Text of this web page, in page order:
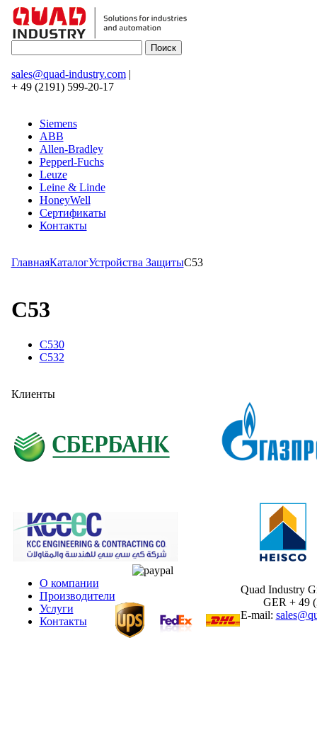
sales@quad-industry.com|
+ 49 (2191) 599-20-17
Siemens
ABB
Allen-Bradley
Pepperl-Fuchs
Leuze
Leine & Linde
HoneyWell
Сертификаты
Контакты
ГлавнаяКаталогУстройства ЗащитыC53
C53
C530
C532
Клиенты
О компании
Производители
Услуги
Контакты
Quad Industry
GER + 49
E-mail: